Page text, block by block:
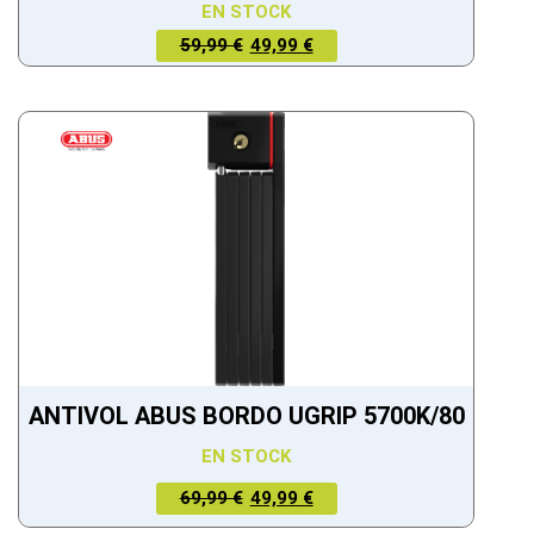
EN STOCK
59,99 €
LE PRIX
INITIAL
59,99 €.
49,99 €
LE PRIX
ACTUEL
49,99 €.
ANTIVOL ABUS BORDO UGRIP 5700K/80
EN STOCK
69,99 €
LE PRIX
INITIAL
49,99 €
LE PRIX
ACTUEL